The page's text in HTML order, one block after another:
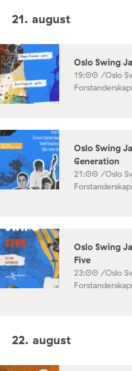
21. august
Oslo Swing
19:00 /Oslo
Oslo Swing
Generation
21:00 /Oslo
Oslo Swing
Five
23:00 /Oslo
22. august